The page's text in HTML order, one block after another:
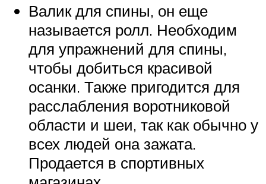
Валик для спины, он еще
называется ролл. Необходим
для упражнений для спины,
чтобы добиться красивой
осанки. Также пригодится для
расслабления воротниковой
области и шеи, так как обычно у
всех людей она зажата.
Продается в спортивных